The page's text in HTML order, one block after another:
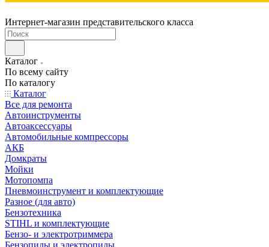
Интернет-магазин представительского класса
Каталог
По всему сайту
По каталогу
Каталог
Все для ремонта
Автоинструменты
Автоаксессуары
Автомобильные компрессоры
АКБ
Домкраты
Мойки
Мотопомпа
Пневмоинструмент и комплектующие
Разное (для авто)
Бензотехника
STIHL и комплектующие
Бензо- и электротриммера
Бензопилы и электропилы